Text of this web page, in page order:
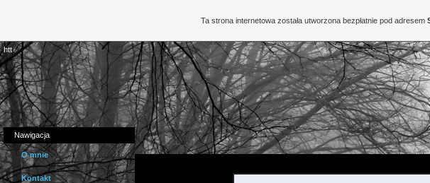
htt
Nawigacja
O mnie
Kontakt
Ta strona internetowa została utworzona bezpłatnie pod adresem